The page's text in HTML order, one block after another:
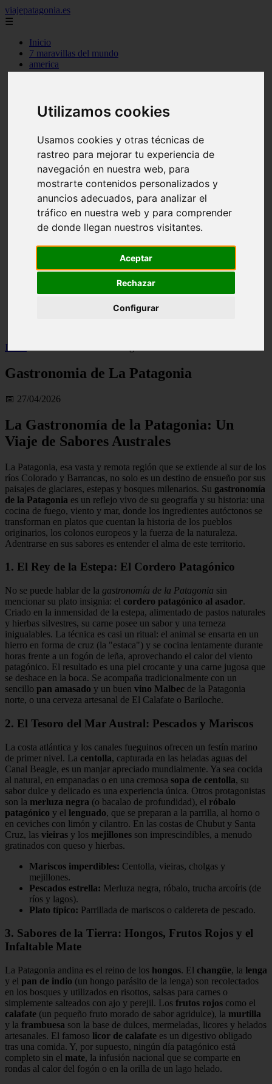
Utilizamos cookies
Usamos cookies y otras técnicas de
rastreo para mejorar tu experiencia de
navegación en nuestra web, para
mostrarte contenidos personalizados y
anuncios adecuados, para analizar el
tráfico en nuestra web y para comprender
de donde llegan nuestros visitantes.
Aceptar
Rechazar
Configurar
viajepatagonia.es
☰
Inicio
7 maravillas del mundo
america
arena
c cordoba
c entre rios
c mendoza
c neuquen
c provincias
c rio negro
c santa fe
c tierra de fuego
c tucuman
c zona austral
carmen
destinos
lanzarote
monumentos
Inicio
Gastronomia de La Patagonia
📅 27/04/2026
La Gastronomía de la Patagonia: Un
Viaje de Sabores Australes
La Patagonia, esa vasta y remota región que se extiende al sur de los
ríos Colorado y Barrancas, no solo es un destino de ensueño por sus
paisajes de glaciares, estepas y bosques milenarios. Su gastronomía
de la Patagonia es un reflejo vivo de su geografía y su historia: una
cocina de fuego, viento y mar, donde los ingredientes autóctonos se
transforman en platos que cuentan la historia de los pueblos
originarios, los colonos europeos y la fuerza de la naturaleza.
Adentrarse en sus sabores es entender el alma de este territorio.
1. El Rey de la Estepa: El Cordero Patagónico
No se puede hablar de la gastronomía de la Patagonia sin
mencionar su plato insignia: el cordero patagónico al asador.
Criado en la inmensidad de la estepa, alimentado de pastos naturales
y hierbas silvestres, su carne posee un sabor y una terneza
inigualables. La técnica es casi un ritual: el animal se ensarta en un
hierro en forma de cruz (la "estaca") y se cocina lentamente durante
horas frente a un fogón de leña, aprovechando el calor del viento
patagónico. El resultado es una piel crocante y una carne jugosa que
se deshace en la boca. Se acompaña tradicionalmente con un
sencillo pan amasado y un buen vino Malbec de la Patagonia
norte, o una cerveza artesanal de El Calafate o Bariloche.
2. El Tesoro del Mar Austral: Pescados y Mariscos
La costa atlántica y los canales fueguinos ofrecen un festín marino
de primer nivel. La centolla, capturada en las heladas aguas del
Canal Beagle, es un manjar apreciado mundialmente. Ya sea cocida
al natural, en empanadas o en una cremosa sopa de centolla, su
sabor dulce y delicado es una experiencia única. Otros protagonistas
son la merluza negra (o bacalao de profundidad), el róbalo
patagónico y el lenguado, que se preparan a la parrilla, al horno o
en ceviches con limón y cilantro. En las costas de Chubut y Santa
Cruz, las vieiras y los mejillones son imprescindibles, a menudo
gratinados con queso y hierbas.
Mariscos imperdibles: Centolla, vieiras, cholgas y
mejillones.
Pescados estrella: Merluza negra, róbalo, trucha arcoíris (de
ríos y lagos).
Plato típico: Parrillada de mariscos o caldereta de pescado.
3. Sabores de la Tierra: Hongos, Frutos Rojos y el
Infaltable Mate
La Patagonia andina es el reino de los hongos. El changüe, la lenga
y el pan de indio (un hongo parásito de la lenga) son recolectados
en los bosques y utilizados en risottos, salsas para carnes o
simplemente salteados con ajo y perejil. Los frutos rojos como el
calafate (un pequeño fruto morado de sabor agridulce), la murtilla
y la frambuesa son la base de dulces, mermeladas, licores y helados
artesanales. El famoso licor de calafate es un digestivo obligado
tras una comida. Y, por supuesto, ningún día patagónico está
completo sin el mate, la infusión nacional que se comparte en
rondas al calor del fogón o en la orilla de un lago helado.